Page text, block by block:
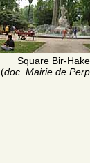
Square Bir-
(doc. Mairie de